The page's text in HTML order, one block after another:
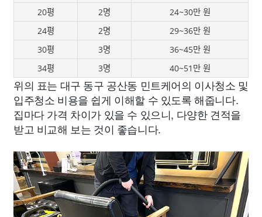
20평 2명
24~30만 원
24평
2명
29~36만 원
30평
3명
36~45만 원
34평
3명 40~51만 원
위의 표는 대구 동구 공산동 민트케어의 이사청소 및
입주청소 비용을 쉽게 이해할 수 있도록 해줍니다.
집마다 가격 차이가 있을 수 있으니, 다양한 견적을
받고 비교해 보는 것이 좋습니다.